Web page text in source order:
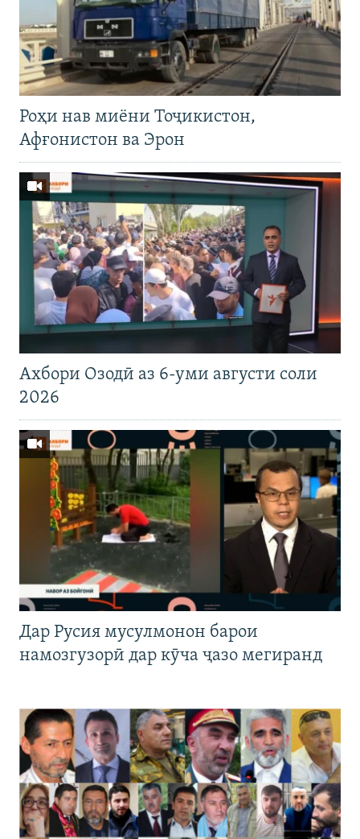
Роҳи нав миёни Тоҷикистон,
Афғонистон ва Эрон
Ахбори Озодӣ аз 6-уми августи соли
2026
Дар Русия мусулмонон барои
намозгузорӣ дар кӯча ҷазо мегиранд